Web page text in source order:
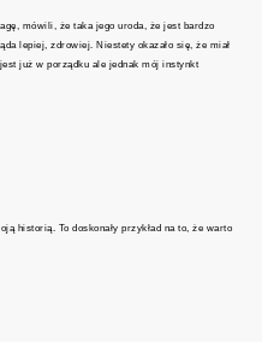
mówili, że taka jego uroda, że jest bardzo
lepiej, zdrowiej. Niestety okazało się, że miał
już w porządku ale jednak mój instynkt
historią. To doskonały przykład na to, że warto